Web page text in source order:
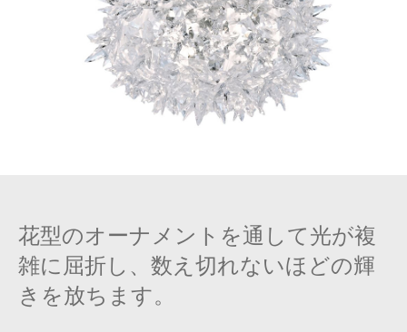
花型のオーナメントを通して光が複
雑に屈折し、数え切れないほどの輝
きを放ちます。